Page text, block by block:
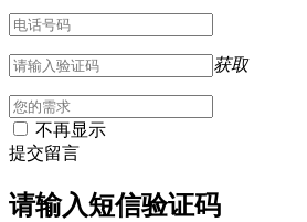
获取
不再显示
提交留言
请输入短信验证码